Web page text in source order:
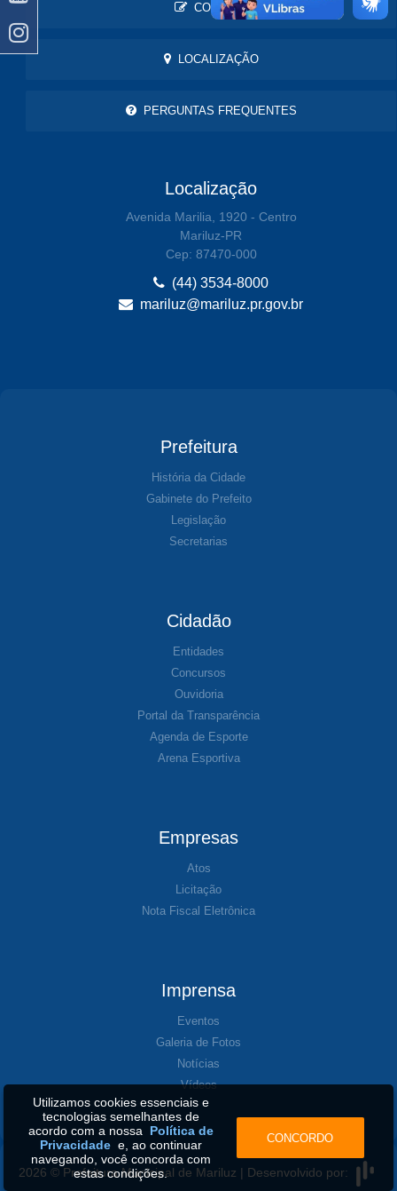
CONTATO
LOCALIZAÇÃO
PERGUNTAS FREQUENTES
Localização
Avenida Marilia, 1920 - Centro
Mariluz-PR
Cep: 87470-000
(44) 3534-8000
mariluz@mariluz.pr.gov.br
Prefeitura
História da Cidade
Gabinete do Prefeito
Legislação
Secretarias
Cidadão
Entidades
Concursos
Ouvidoria
Portal da Transparência
Agenda de Esporte
Arena Esportiva
Empresas
Atos
Licitação
Nota Fiscal Eletrônica
Imprensa
Eventos
Galeria de Fotos
Notícias
Vídeos
2026 © Prefeitura Municipal de Mariluz | Desenvolvido por:
Utilizamos cookies essenciais e
tecnologias semelhantes de
acordo com a nossa Política de
Privacidadee, ao continuar
navegando, você concorda com
estas condições.
CONCORDO